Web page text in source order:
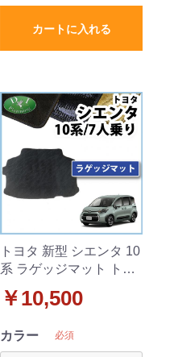
カートに入れる
トヨタ 新型 シエンタ 10
系 ラゲッジマット トラ
柄シリーズ
￥10,500
カラー 必須